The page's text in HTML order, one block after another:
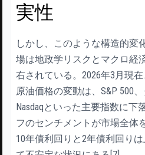
実性
しかし、このような構造的変
場は地政学リスクとマクロ経
右されている。2026年3月現
原油価格の変動は、S&P 500
Nasdaqといった主要指数に下
フのセンチメントが市場全体
10年債利回りと2年債利回り